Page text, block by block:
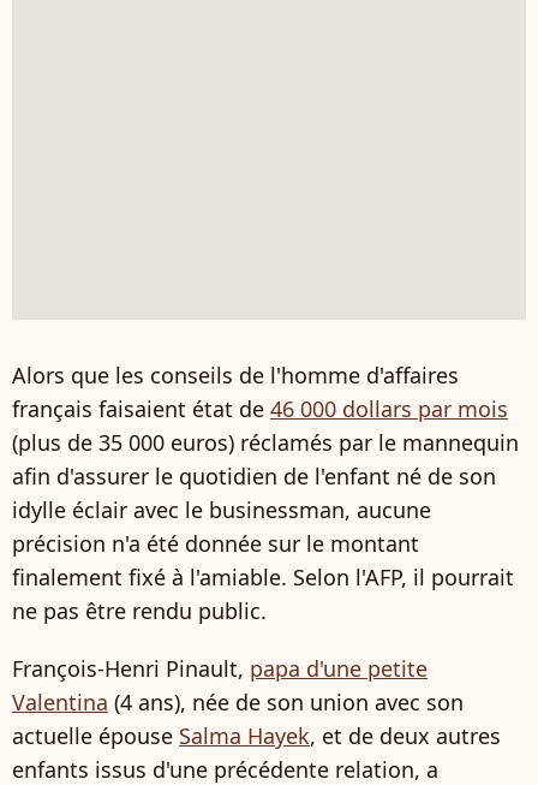
Alors que les conseils de l'homme d'affaires
français faisaient état de 46 000 dollars par mois
(plus de 35 000 euros) réclamés par le mannequin
afin d'assurer le quotidien de l'enfant né de son
idylle éclair avec le businessman, aucune
précision n'a été donnée sur le montant
finalement fixé à l'amiable. Selon l'AFP, il pourrait
ne pas être rendu public.
François-Henri Pinault, papa d'une petite
Valentina (4 ans), née de son union avec son
actuelle épouse Salma Hayek, et de deux autres
enfants issus d'une précédente relation, a